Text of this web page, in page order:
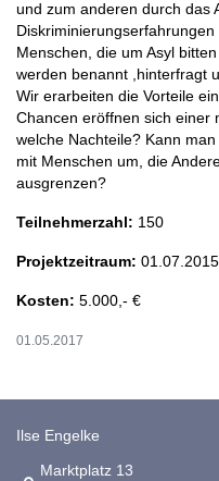
und zum anderen durch das
Menschen, die um Asyl
werden benannt ,hinterfragt
Wir erarbeiten die Vorteile
Chancen eröffnen sich einer
welche Nachteile? Kann
mit Menschen um, die
ausgrenzen?
Teilnehmerzahl: 150
Projektzeitraum:
Kosten: 5.000,- €
01.05.2017
Ilse Engelke
Link zur Google-Maps
Marktplatz 13